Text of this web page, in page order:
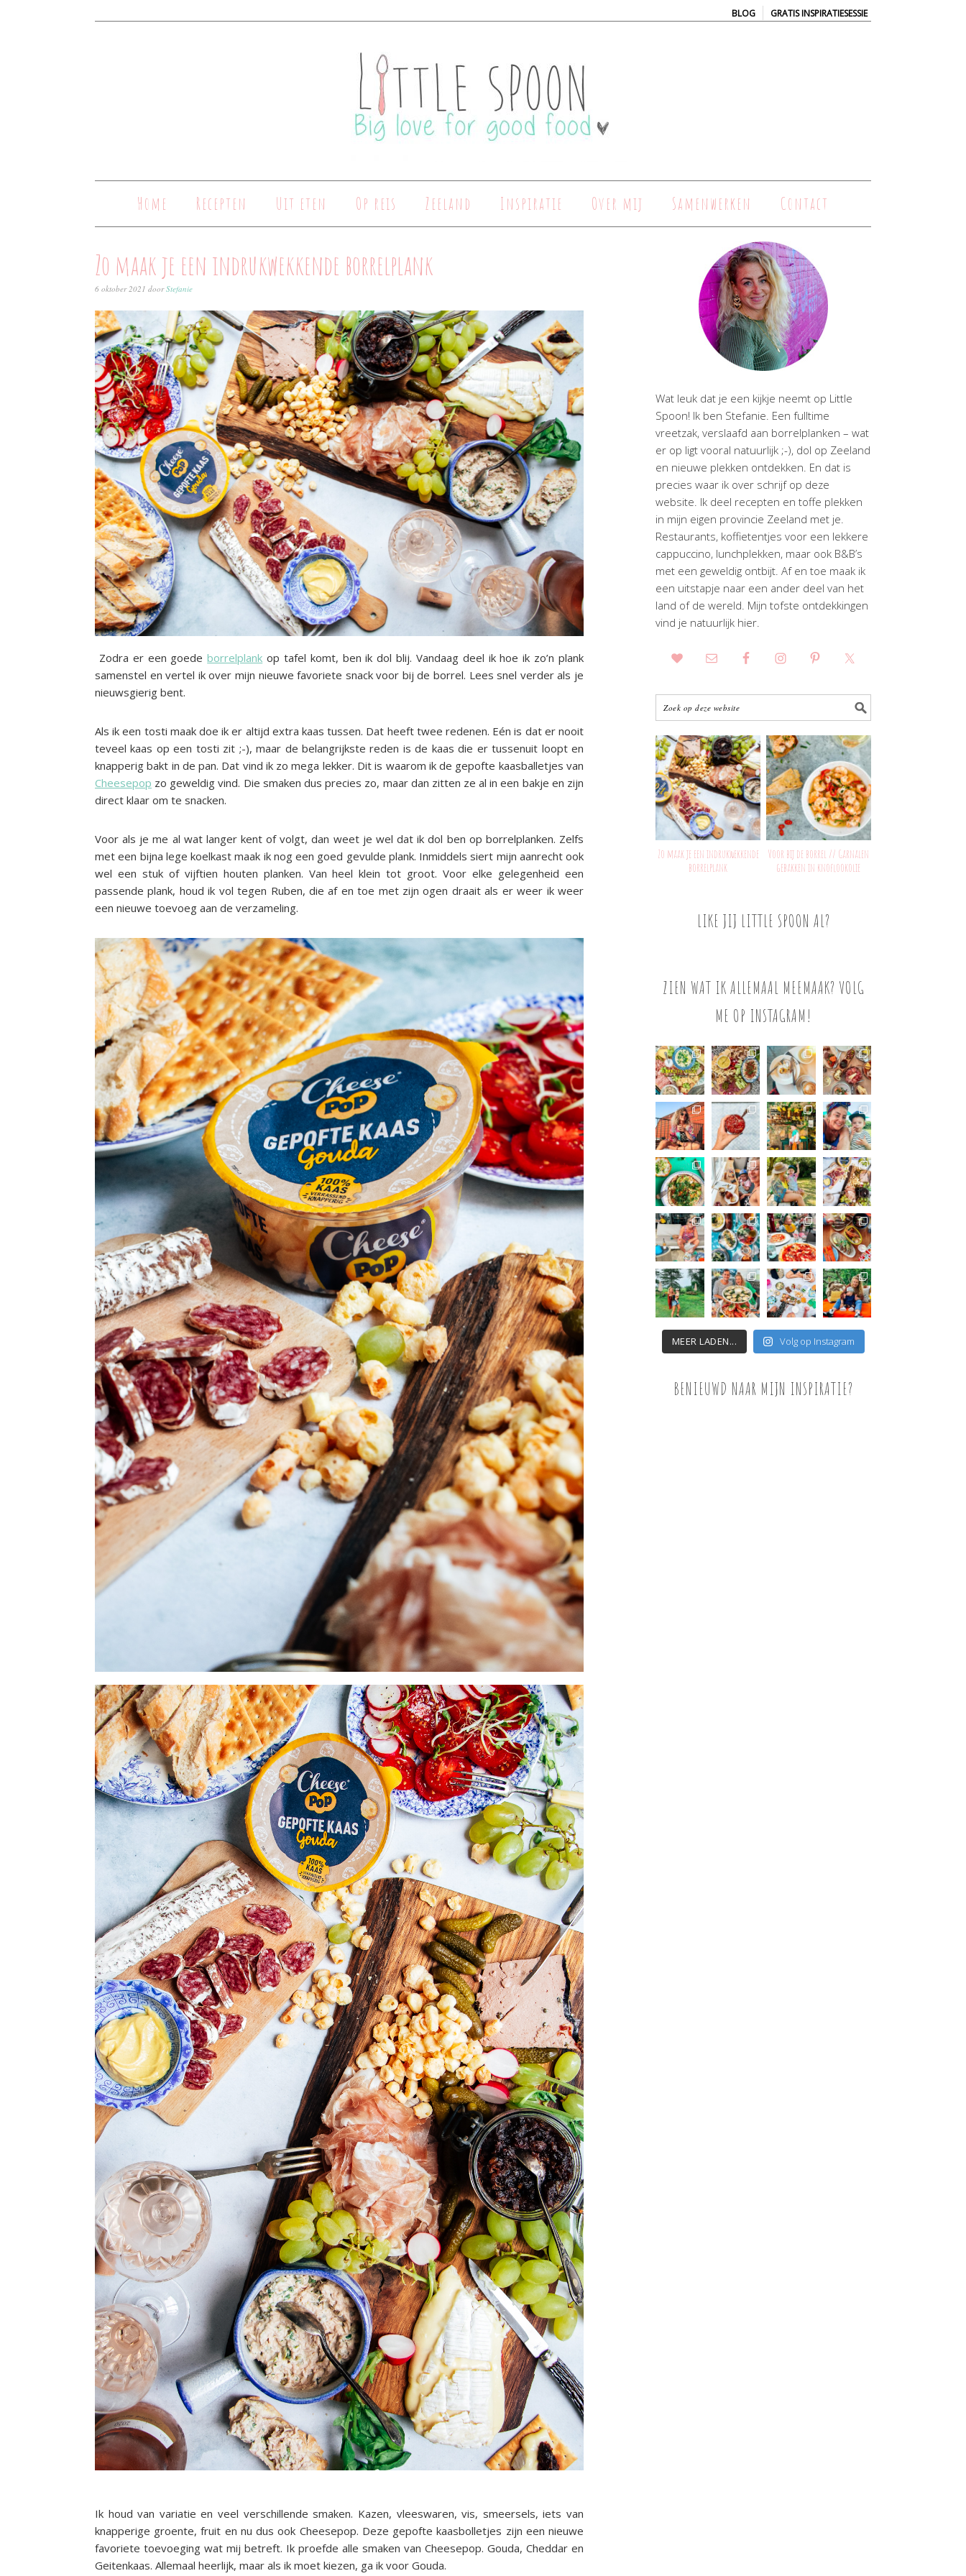
BLOG | GRATIS INSPIRATIESESSIE
Home Recepten Uit eten Op reis Zeeland Inspiratie Over mij Samenwerken Contact
Zo maak je een indrukwekkende borrelplank
6 oktober 2021 doorStefanie
Zodra er een goedeborrelplank op tafel komt, ben ik dol blij. Vandaag deel ik hoe ik zo’n plank
samenstel en vertel ik over mijn nieuwe favoriete snack voor bij de borrel. Lees snel verder als je
nieuwsgierig bent.
Als ik een tosti maak doe ik er altijd extra kaas tussen. Dat heeft twee redenen. Eén is dat er nooit
teveel kaas op een tosti zit ;-), maar de belangrijkste reden is de kaas die er tussenuit loopt en
knapperig bakt in de pan. Dat vind ik zo mega lekker. Dit is waarom ik de gepofte kaasballetjes van
Cheesepop zo geweldig vind. Die smaken dus precies zo, maar dan zitten ze al in een bakje en zijn
direct klaar om te snacken.
Voor als je me al wat langer kent of volgt, dan weet je wel dat ik dol ben op borrelplanken. Zelfs
met een bijna lege koelkast maak ik nog een goed gevulde plank. Inmiddels siert mijn aanrecht ook
wel een stuk of vijftien houten planken. Van heel klein tot groot. Voor elke gelegenheid een
passende plank, houd ik vol tegen Ruben, die af en toe met zijn ogen draait als er weer ik weer
een nieuwe toevoeg aan de verzameling.
Ik houd van variatie en veel verschillende smaken. Kazen, vleeswaren, vis, smeersels, iets van
knapperige groente, fruit en nu dus ook Cheesepop. Deze gepofte kaasbolletjes zijn een nieuwe
favoriete toevoeging wat mij betreft. Ik proefde alle smaken van Cheesepop. Gouda, Cheddar en
Geitenkaas. Allemaal heerlijk, maar als ik moet kiezen, ga ik voor Gouda.
Wat leuk dat je een kijkje neemt op Little
Spoon! Ik ben Stefanie. Een fulltime
vreetzak, verslaafd aan borrelplanken – wat
er op ligt vooral natuurlijk ;-), dol op Zeeland
en nieuwe plekken ontdekken. En dat is
precies waar ik over schrijf op deze
website. Ik deel recepten en toffe plekken
in mijn eigen provincie Zeeland met je.
Restaurants, koffietentjes voor een lekkere
cappuccino, lunchplekken, maar ook B&B’s
met een geweldig ontbijt. Af en toe maak ik
een uitstapje naar een ander deel van het
land of de wereld. Mijn tofste ontdekkingen
vind je natuurlijk hier.
Zo maak je een indrukwekkende
borrelplank
Voor bij de borrel // Garnalen
gebakken in knoflookolie
LIKE JIJ LITTLE SPOON AL?
ZIEN WAT IK ALLEMAAL MEEMAAK? VOLG
ME OP INSTAGRAM!
MEER LADEN... Volg op Instagram
BENIEUWD NAAR MIJN INSPIRATIE?